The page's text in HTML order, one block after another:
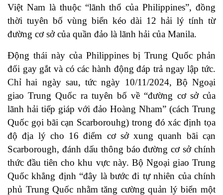
Việt Nam là thuộc “lãnh thổ của Philippines”, đồng
thời tuyên bố vùng biển kéo dài 12 hải lý tính từ
đường cơ sở của quần đảo là lãnh hải của Manila.
Động thái này của Philippines bị Trung Quốc phản
đối gay gắt và có các hành động đáp trả ngay lập tức.
Chỉ hai ngày sau, tức ngày 10/11/2024, Bộ Ngoại
giao Trung Quốc ra tuyên bố về “đường cơ sở của
lãnh hải tiếp giáp với đảo Hoàng Nham” (cách Trung
Quốc gọi bãi cạn Scarborouhg) trong đó xác định tọa
độ địa lý cho 16 điểm cơ sở xung quanh bãi cạn
Scarborough, đánh dấu thông báo đường cơ sở chính
thức đầu tiên cho khu vực này. Bộ Ngoại giao Trung
Quốc khẳng định “đây là bước đi tự nhiên của chính
phủ Trung Quốc nhằm tăng cường quản lý biển một